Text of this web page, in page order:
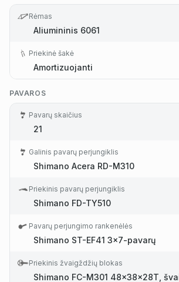
Rėmas
Aliumininis 6061
Priekinė šakė
Amortizuojanti
PAVAROS
Pavarų skaičius
21
Galinis pavarų perjungiklis
Shimano Acera RD-M310
Priekinis pavarų perjungiklis
Shimano FD-TY510
Pavarų perjungimo rankenėlės
Shimano ST-EF41 3x7-pavarų
Priekinis žvaigždžių blokas
Shimano FC-M301 48x38x28T,